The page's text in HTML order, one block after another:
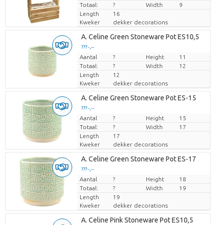
Totaal:
? Width
9
Length
16
Kweker
dekker decorations
A. Celine Green Stoneware Pot ES10,5
??? -,--
Prijs per stuk
Aantal ? Height
11
Totaal:
? Width
12
Length
12
Kweker
dekker decorations
A. Celine Green Stoneware Pot ES-15
??? -,--
Prijs per stuk
Aantal ? Height
15
Totaal:
? Width
17
Length
17
Kweker
dekker decorations
A. Celine Green Stoneware Pot ES-17
??? -,--
Prijs per stuk
Aantal ? Height
18
Totaal:
? Width
19
Length
19
Kweker
dekker decorations
A. Celine Pink Stoneware Pot ES10,5